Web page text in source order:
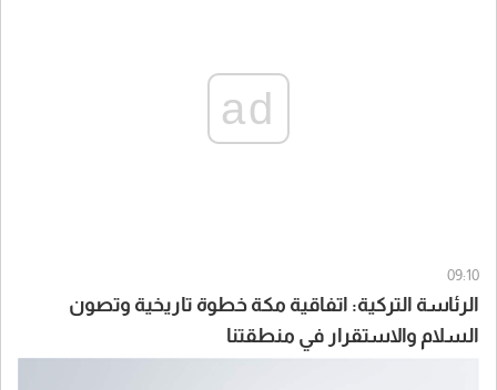
ad
09:10
الرئاسة التركية: اتفاقية مكة خطوة تاريخية وتصون
السلام والاستقرار في منطقتنا